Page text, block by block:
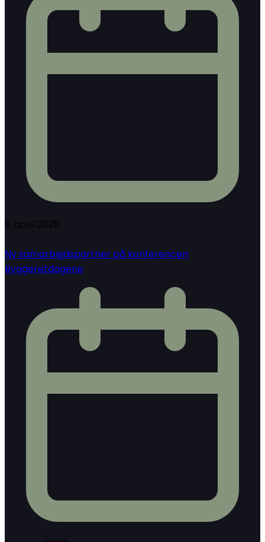
9. april 2026
Ny samarbejdspartner på konferencen
Byggeretdagene